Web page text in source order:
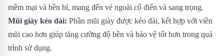
mềm mại và bền bỉ, mang đến vẻ ngoài cổ điển và sang trọng.
Mũi giày kéo dài: Phần mũi giày được kéo dài, kết hợp với viền
mũi cao hơn giúp tăng cường độ bền và bảo vệ tốt hơn trong quá
trình sử dụng.